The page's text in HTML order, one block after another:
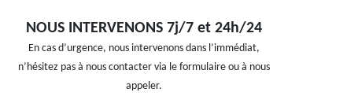
NOUS INTERVENONS 7j/7 et 24h/24
En cas d’urgence, nous intervenons dans l’immédiat,
n’hésitez pas à nous contacter via le formulaire ou à nous
appeler.